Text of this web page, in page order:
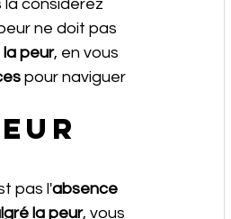
la considérez
ne doit pas
peur, en vous
pour naviguer
pas l'absence
la peur, vous